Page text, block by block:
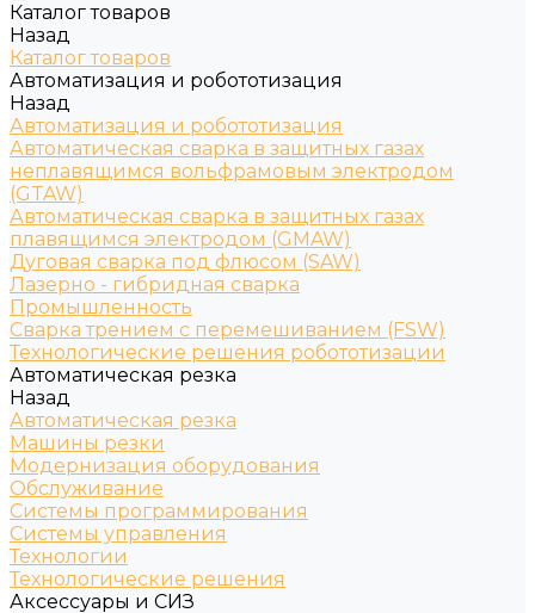
Каталог товаров
Назад
Каталог товаров
Автоматизация и робототизация
Назад
Автоматизация и робототизация
Автоматическая сварка в защитных газах
неплавящимся вольфрамовым электродом
(GTAW)
Автоматическая сварка в защитных газах
плавящимся электродом (GMAW)
Дуговая сварка под флюсом (SAW)
Лазерно - гибридная сварка
Промышленность
Сварка трением с перемешиванием (FSW)
Технологические решения робототизации
Автоматическая резка
Назад
Автоматическая резка
Машины резки
Модернизация оборудования
Обслуживание
Системы программирования
Системы управления
Технологии
Технологические решения
Аксессуары и СИЗ